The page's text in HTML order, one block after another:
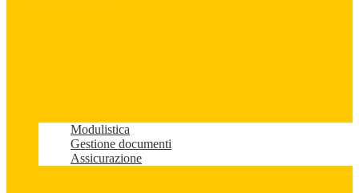
Modulistica
Gestione documenti
Assicurazione